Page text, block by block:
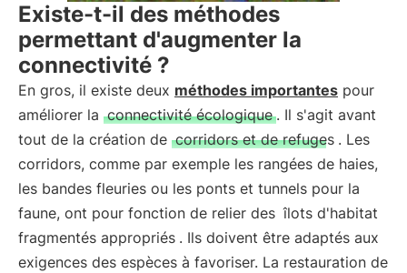
Existe-t-il des méthodes
permettant d'augmenter la
connectivité ?
En gros, il existe deux méthodes importantes pour
améliorer la connectivité écologique . Il s'agit avant
tout de la création de corridors et de refuges . Les
corridors, comme par exemple les rangées de haies,
les bandes fleuries ou les ponts et tunnels pour la
faune, ont pour fonction de relier des îlots d'habitat
fragmentés appropriés . Ils doivent être adaptés aux
exigences des espèces à favoriser. La restauration de